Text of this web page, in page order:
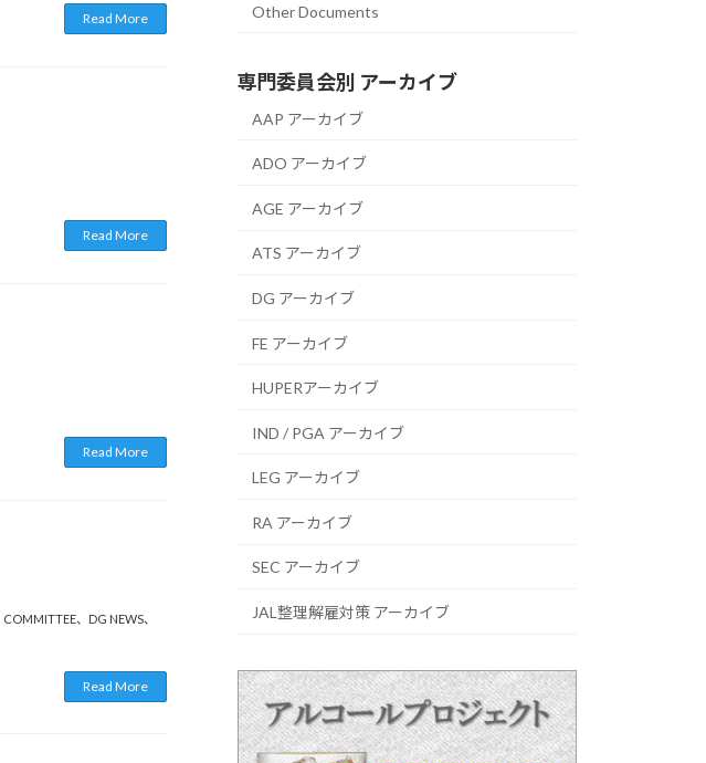
Read More
Read More
Read More
COMMITTEE、 DG NEWS、
Read More
Other Documents
専門委員会別 アーカイブ
AAP アーカイブ
ADO アーカイブ
AGE アーカイブ
ATS アーカイブ
DG アーカイブ
FE アーカイブ
HUPERアーカイブ
IND / PGA アーカイブ
LEG アーカイブ
RA アーカイブ
SEC アーカイブ
JAL整理解雇対策 アーカイブ